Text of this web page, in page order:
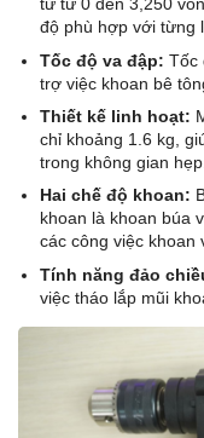
độ phù hợp với từng
Tốc độ va đập: Tốc
trợ việc khoan bê
Thiết kế linh hoạt:
chỉ khoảng 1.6 kg,
trong không gian hẹp.
Hai chế độ khoan:
khoan là khoan búa
các công việc khoan
Tính năng đảo
việc tháo lắp mũi